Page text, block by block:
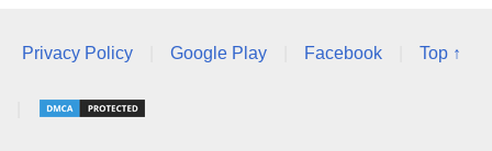
Privacy Policy Google Play Facebook Top ↑